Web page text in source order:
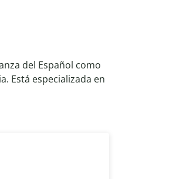
del Español como
Está especializada en